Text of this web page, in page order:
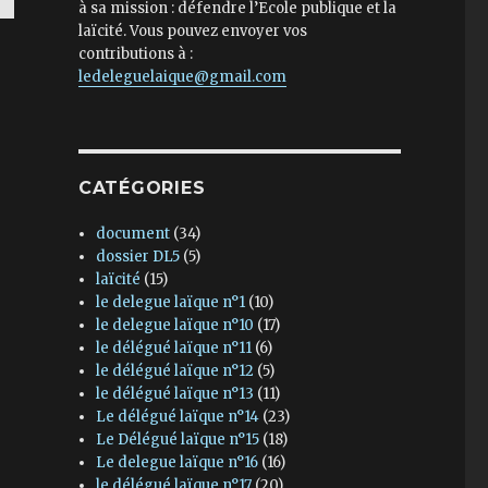
à sa mission : défendre l’Ecole publique et la
laïcité. Vous pouvez envoyer vos
contributions à :
ledeleguelaique@gmail.com
CATÉGORIES
document (34)
dossier DL5 (5)
laïcité (15)
le delegue laïque n°1 (10)
le delegue laïque n°10 (17)
le délégué laïque n°11 (6)
le délégué laïque n°12 (5)
le délégué laïque n°13 (11)
Le délégué laïque n°14 (23)
Le Délégué laïque n°15 (18)
Le delegue laïque n°16 (16)